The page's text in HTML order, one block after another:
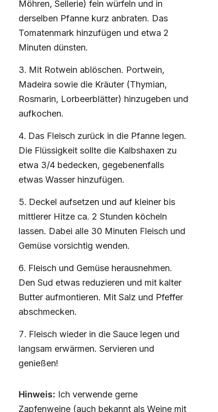
Möhren, Sellerie) fein würfeln und in
derselben Pfanne kurz anbraten. Das
Tomatenmark hinzufügen und etwa 2
Minuten dünsten.
Mit Rotwein ablöschen. Portwein,
Madeira sowie die Kräuter (Thymian,
Rosmarin, Lorbeerblätter) hinzugeben und
aufkochen.
Das Fleisch zurück in die Pfanne legen.
Die Flüssigkeit sollte die Kalbshaxen zu
etwa 3/4 bedecken, gegebenenfalls
etwas Wasser hinzufügen.
Deckel aufsetzen und auf kleiner bis
mittlerer Hitze ca. 2 Stunden köcheln
lassen. Dabei alle 30 Minuten Fleisch und
Gemüse vorsichtig wenden.
Fleisch und Gemüse herausnehmen.
Den Sud etwas reduzieren und mit kalter
Butter aufmontieren. Mit Salz und Pfeffer
abschmecken.
Fleisch wieder in die Sauce legen und
langsam erwärmen. Servieren und
genießen!
Hinweis: Ich verwende gerne
Zapfenweine (auch bekannt als Weine mit